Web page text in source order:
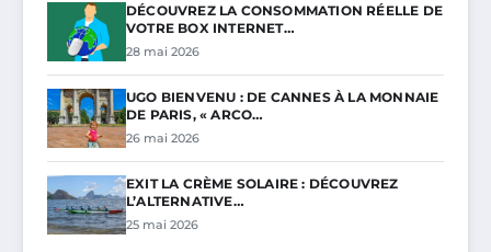
DÉCOUVREZ LA CONSOMMATION RÉELLE DE
VOTRE BOX INTERNET…
28 mai 2026
UGO BIENVENU : DE CANNES À LA MONNAIE
DE PARIS, « ARCO…
26 mai 2026
EXIT LA CRÈME SOLAIRE : DÉCOUVREZ
L’ALTERNATIVE…
25 mai 2026